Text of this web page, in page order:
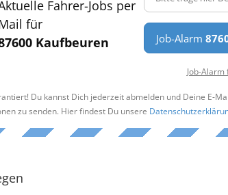
Fahrer-Jobs per
für
Kaufbeuren
Job-Alarm
Job-
Du kannst Dich jederzeit abmelden und Deine E-
zu senden. Hier findest Du unsere